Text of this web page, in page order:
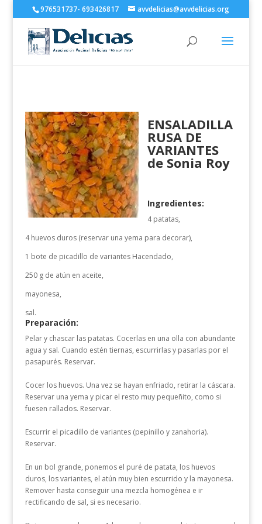
976531737- 693426817 avvdelicias@avvdelicias.org
ENSALADILLA
RUSA DE
VARIANTES
de Sonia Roy
Ingredientes:
4 patatas,
4 huevos duros (reservar una yema para decorar),
1 bote de picadillo de variantes Hacendado,
250 g de atún en aceite,
mayonesa,
sal.
Preparación:
Pelar y chascar las patatas. Cocerlas en una olla con abundante
agua y sal. Cuando estén tiernas, escurrirlas y pasarlas por el
pasapurés. Reservar.
Cocer los huevos. Una vez se hayan enfriado, retirar la cáscara.
Reservar una yema y picar el resto muy pequeñito, como si
fuesen rallados. Reservar.
Escurrir el picadillo de variantes (pepinillo y zanahoria).
Reservar.
En un bol grande, ponemos el puré de patata, los huevos
duros, los variantes, el atún muy bien escurrido y la mayonesa.
Remover hasta conseguir una mezcla homogénea e ir
rectificando de sal, si es necesario.